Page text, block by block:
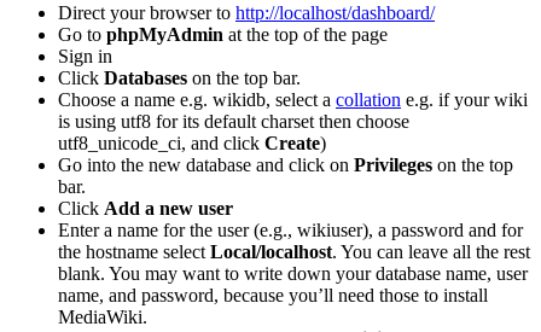
Direct your browser to http://localhost/dashboard/
Go to phpMyAdmin at the top of the page
Sign in
Click Databases on the top bar.
Choose a name e.g. wikidb, select a collation e.g. if your wiki
is using utf8 for its default charset then choose
utf8_unicode_ci, and click Create)
Go into the new database and click on Privileges on the top
bar.
Click Add a new user
Enter a name for the user (e.g., wikiuser), a password and for
the hostname select Local/localhost. You can leave all the rest
blank. You may want to write down your database name, user
name, and password, because you’ll need those to install
MediaWiki.